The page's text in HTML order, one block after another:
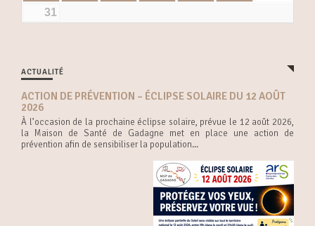
31
ACTUALITÉ
ACTION DE PRÉVENTION – ÉCLIPSE SOLAIRE DU 12 AOÛT
2026
À l’occasion de la prochaine éclipse solaire, prévue le 12 août 2026,
la Maison de Santé de Gadagne met en place une action de
prévention afin de sensibiliser la population...